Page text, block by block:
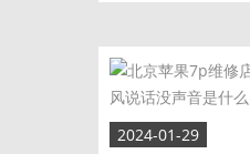
2024-01-29